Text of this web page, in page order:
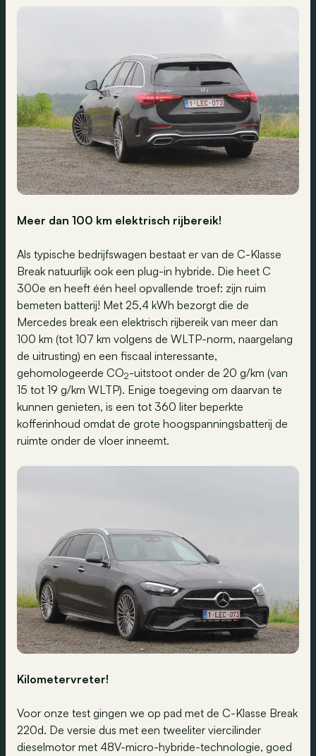
Meer dan 100 km elektrisch rijbereik!
Als typische bedrijfswagen bestaat er van de C-Klasse
Break natuurlijk ook een plug-in hybride. Die heet C
300e en heeft één heel opvallende troef: zijn ruim
bemeten batterij! Met 25,4 kWh bezorgt die de
Mercedes break een elektrisch rijbereik van meer dan
100 km (tot 107 km volgens de WLTP-norm, naargelang
de uitrusting) en een fiscaal interessante,
gehomologeerde CO2-uitstoot onder de 20 g/km (van
15 tot 19 g/km WLTP). Enige toegeving om daarvan te
kunnen genieten, is een tot 360 liter beperkte
kofferinhoud omdat de grote hoogspanningsbatterij de
ruimte onder de vloer inneemt.
Kilometervreter!
Voor onze test gingen we op pad met de C-Klasse Break
220d. De versie dus met een tweeliter viercilinder
dieselmotor met 48V-micro-hybride-technologie, goed